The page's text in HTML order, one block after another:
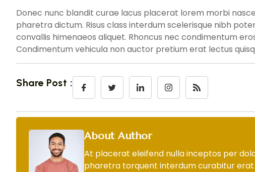
Donec nunc blandit curae lacus placerat lorem morbi
pharetra dictum. Risus class interdum scelerisque nibh
convallis himenaeos aliquet. Rhoncus nec condimentum
Condimentum vehicula non auctor pretium erat lectus
Share Post :
About Author
At placerat eleifend nulla inceptos per
pharetra torquent interdum curabitur erat